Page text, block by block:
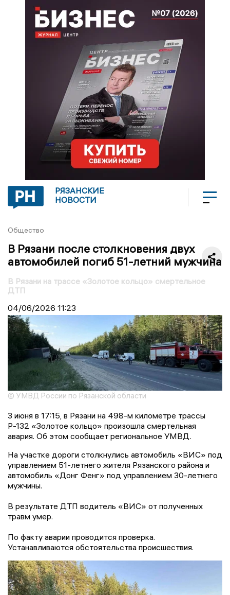
РЯЗАНСКИЕ
НОВОСТИ
Общество
В Рязани после столкновения двух
автомобилей погиб 51-летний мужчина
В Рязани на трассе «Золотое кольцо» смертельное
ДТП
04/06/2026 11:23
© УМВД России по Рязанской области
3 июня в 17:15, в Рязани на 498-м километре трассы
Р-132 «Золотое кольцо» произошла смертельная
авария. Об этом сообщает региональное УМВД.
На участке дороги столкнулись автомобиль «ВИС» под
управлением 51-летнего жителя Рязанского района и
автомобиль «Донг Фенг» под управлением 30-летнего
мужчины.
В результате ДТП водитель «ВИС» от полученных
травм умер.
По факту аварии проводится проверка.
Устанавливаются обстоятельства происшествия.